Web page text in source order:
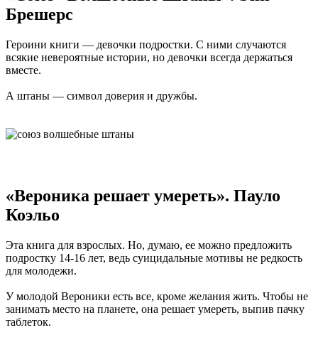
Брешерс
Героини книги — девочки подростки. С ними случаются
всякие невероятные истории, но девочки всегда держаться
вместе.
А штаны — символ доверия и дружбы.
«Вероника решает умереть». Пауло
Коэльо
Эта книга для взрослых. Но, думаю, ее можно предложить
подростку 14-16 лет, ведь суицидальные мотивы не редкость
для молодежи.
У молодой Вероники есть все, кроме желания жить. Чтобы не
занимать место на планете, она решает умереть, выпив пачку
таблеток.